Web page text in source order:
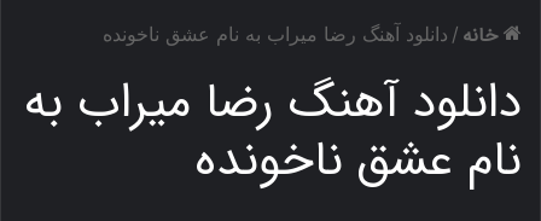
ج
ب
ر
ا
خانه / دانلود آهنگ رضا میراب به نام عشق ناخونده
دانلود آهنگ رضا میراب به
نام عشق ناخونده